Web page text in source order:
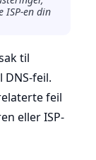
ISP-en din
til
feil.
feil
eller ISP-